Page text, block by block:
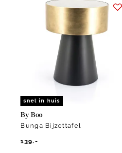
snel in huis
By Boo
Bunga Bijzettafel
139.-